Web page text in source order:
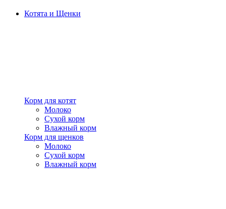
Котята и Щенки
Корм для котят
Молоко
Сухой корм
Влажный корм
Корм для щенков
Молоко
Сухой корм
Влажный корм